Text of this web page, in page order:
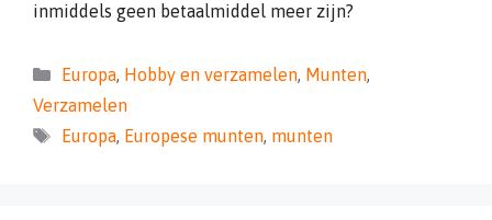
inmiddels geen betaalmiddel meer zijn?
Categorieën
Europa, Hobby en verzamelen, Munten,
Verzamelen
Tags
Europa, Europese munten, munten